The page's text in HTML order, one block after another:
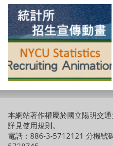
本網站著作權屬於國立陽明交
詳見使用規則。
電話：886-3-5712121 分機